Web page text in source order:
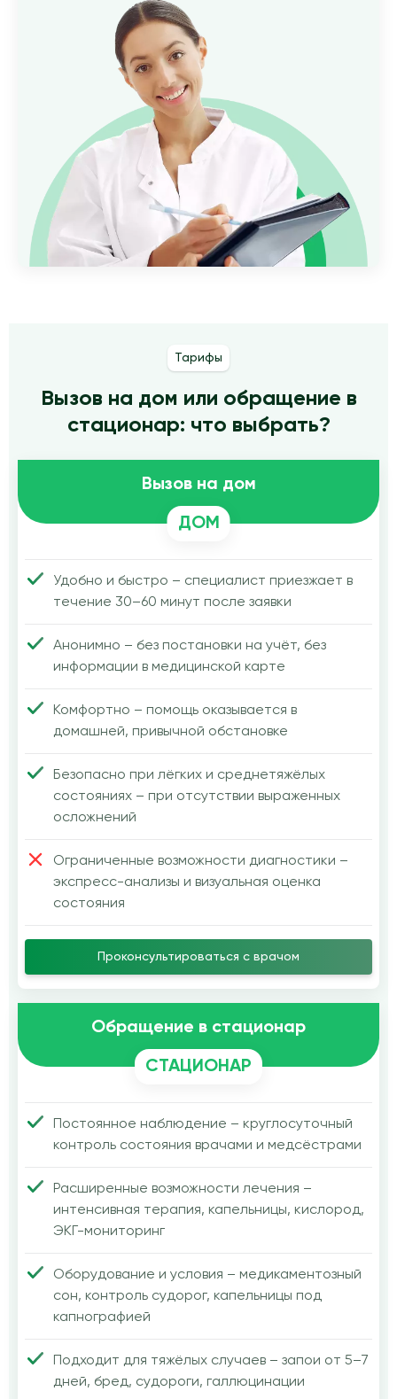
Тарифы
Вызов на дом или обращение в
стационар: что выбрать?
Вызов на дом
ДОМ
Удобно и быстро – специалист приезжает в
течение 30–60 минут после заявки
Анонимно – без постановки на учёт, без
информации в медицинской карте
Комфортно – помощь оказывается в
домашней, привычной обстановке
Безопасно при лёгких и среднетяжёлых
состояниях – при отсутствии выраженных
осложнений
Ограниченные возможности диагностики –
экспресс-анализы и визуальная оценка
состояния
Проконсультироваться с врачом
Обращение в стационар
СТАЦИОНАР
Постоянное наблюдение – круглосуточный
контроль состояния врачами и медсёстрами
Расширенные возможности лечения –
интенсивная терапия, капельницы, кислород,
ЭКГ-мониторинг
Оборудование и условия – медикаментозный
сон, контроль судорог, капельницы под
капнографией
Подходит для тяжёлых случаев – запои от 5–7
дней, бред, судороги, галлюцинации